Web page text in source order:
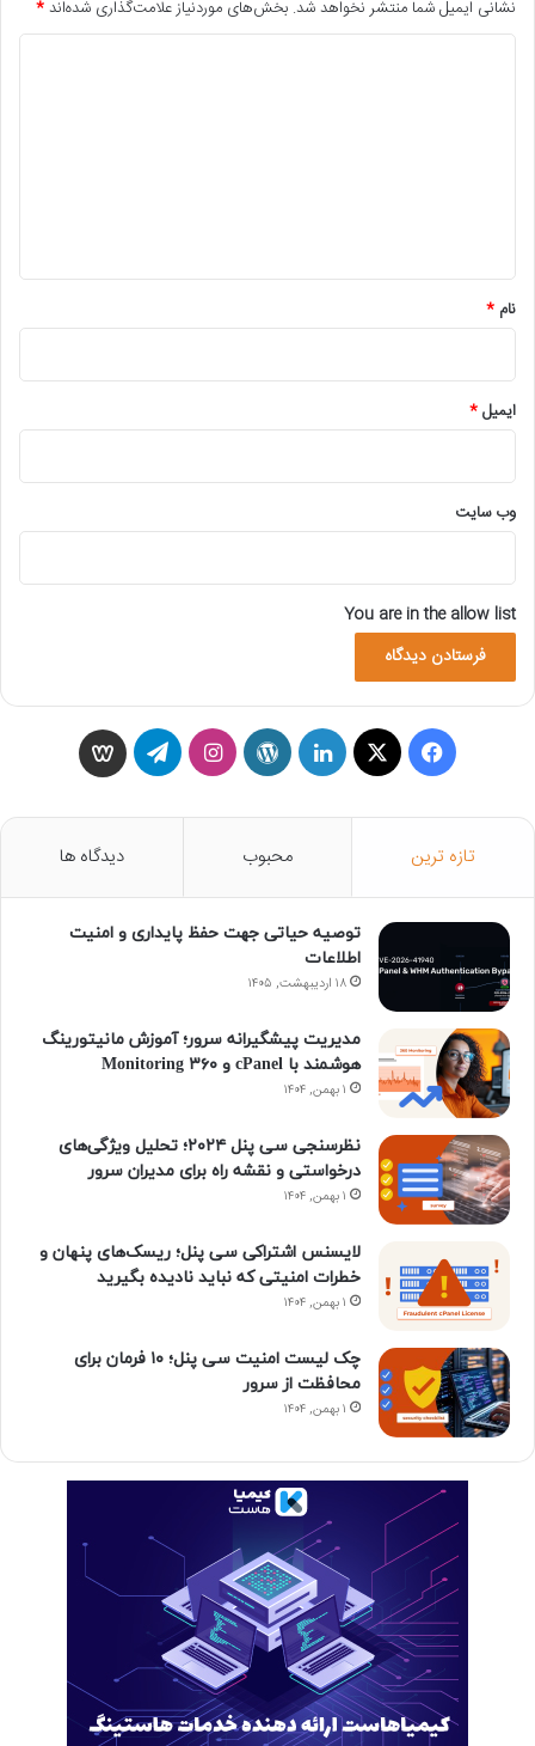
نشانی ایمیل شما منتشر نخواهد شد. بخش‌های موردنیاز علامت‌گذاری شده‌اند*
نام *
ایمیل*
وب‌ سایت
You are in the allow list
س
ب
X
ک
د
ا
ی
ن
د
پ
ر
س
س
ت
گ
ا
م
ر
ا
س
گ
و
تازه ترین محبوب دیدگاه ها
توصیه حیاتی جهت حفظ پایداری و امنیت
اطلاعات
۱۸ اردیبهشت, ۱۴۰۵
مدیریت پیشگیرانه سرور؛ آموزش مانیتورینگ
هوشمند با cPanel و ۳۶۰ Monitoring
۱ بهمن, ۱۴۰۴
نظرسنجی سی پنل ۲۰۲۴؛ تحلیل ویژگی‌های
درخواستی و نقشه راه برای مدیران سرور
۱ بهمن, ۱۴۰۴
لایسنس اشتراکی سی پنل؛ ریسک‌های پنهان و
خطرات امنیتی که نباید نادیده بگیرید
۱ بهمن, ۱۴۰۴
چک لیست امنیت سی پنل؛ ۱۰ فرمان برای
محافظت از سرور
۱ بهمن, ۱۴۰۴